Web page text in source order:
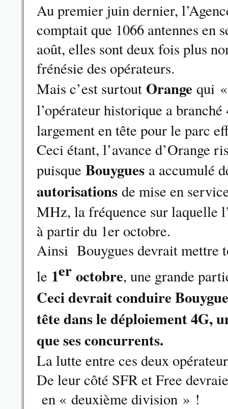
Au premier juin dernier,
comptait que 1066 antennes
août, elles sont deux fois plus
frénésie des opérateurs.
Mais c’est surtout Orange qui
l’opérateur historique a branché
largement en tête pour le parc
Ceci étant, l’avance d’Orange
puisque Bouygues a accumulé
autorisations de mise en
MHz, la fréquence sur laquelle
à partir du 1er octobre.
Ainsi Bouygues devrait mettre
le 1eroctobre, une grande
Ceci devrait conduire
tête dans le déploiement 4G,
que ses concurrents.
La lutte entre ces deux
De leur côté SFR et Free
en « deuxième division » !